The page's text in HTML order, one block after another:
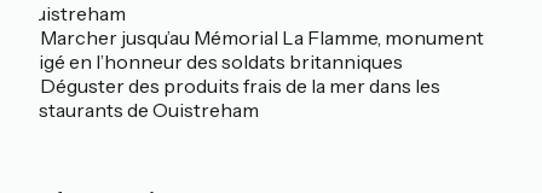
Ouistreham
☐ Marcher jusqu’au Mémorial La Flamme, monument
érigé en l’honneur des soldats britanniques
☐ Déguster des produits frais de la mer dans les
restaurants de Ouistreham